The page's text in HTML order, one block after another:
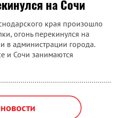
на Сочи
края произошло
огонь перекинулся на
в администрации города.
и Сочи занимаются